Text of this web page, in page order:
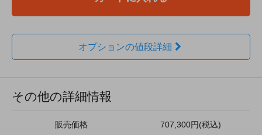
オプションの値段詳細
その他の詳細情報
販売価格 707,300円(税込)